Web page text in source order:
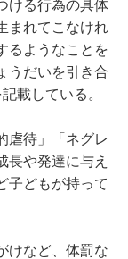
ける行為の具体
まれてこなけれ
るようなことを
うだいを引き合
載している。
虐待」「ネグレ
長や発達に与え
子どもが持って
けなど、体罰な